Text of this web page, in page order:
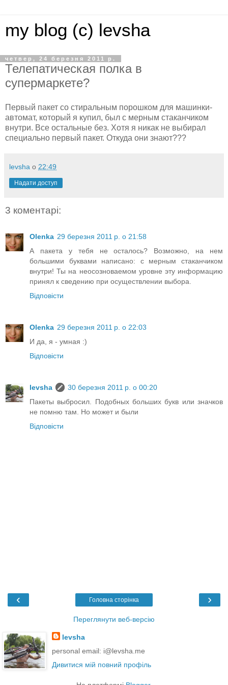
my blog (c) levsha
четвер, 24 березня 2011 р.
Телепатическая полка в
супермаркете?
Первый пакет со стиральным порошком для машинки-
автомат, который я купил, был с мерным стаканчиком
внутри. Все остальные без. Хотя я никак не выбирал
специально первый пакет. Откуда они знают???
levsha о 22:49
Надати доступ
3 коментарі:
Olenka 29 березня 2011 р. о 21:58
А пакета у тебя не осталось? Возможно, на нем
большими буквами написано: с мерным стаканчиком
внутри! Ты на неосозноваемом уровне эту информацию
принял к сведению при осуществлении выбора.
Відповісти
Olenka 29 березня 2011 р. о 22:03
И да, я - умная :)
Відповісти
levsha
30 березня 2011 р. о 00:20
Пакеты выбросил. Подобных больших букв или значков
не помню там. Но может и были
Відповісти
‹ ›
Головна сторінка
Переглянути веб-версію
levsha
personal email: i@levsha.me
Дивитися мій повний профіль